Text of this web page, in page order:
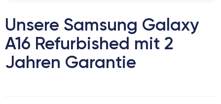
Unsere Samsung Galaxy
A16 Refurbished mit 2
Jahren Garantie